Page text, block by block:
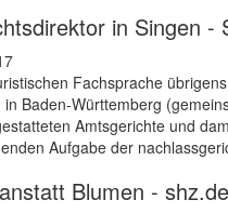
in Singen -
Fachsprache
Baden-Württemberg
Amtsgerichte und
Aufgabe der
Blumen - shz.de